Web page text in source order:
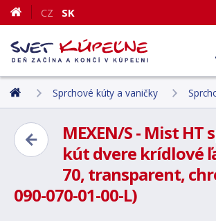
CZ SK
Sprchové kúty a vaničky
MEXEN/S - Mist HT
kút dvere krídlové
70, transparent,
090-070-01-00-L)